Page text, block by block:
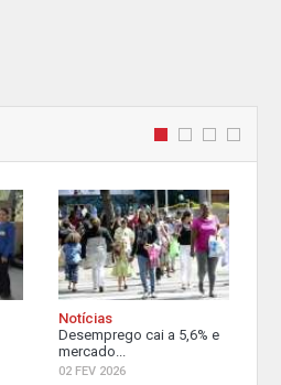
Notícias
Desemprego cai a 5,6% e
mercado...
02 FEV 2026